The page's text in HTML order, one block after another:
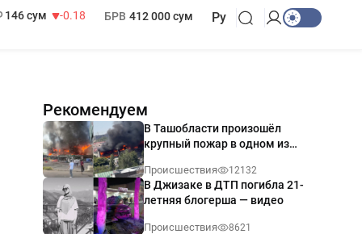
146 сум
-0.18
БРВ 412 000 сум Ру
Рекомендуем
В Ташобласти произошёл
крупный пожар в одном из
Происшествия 12132
В Джизаке в ДТП погибла 21-
летняя блогерша — видео
Происшествия 8621